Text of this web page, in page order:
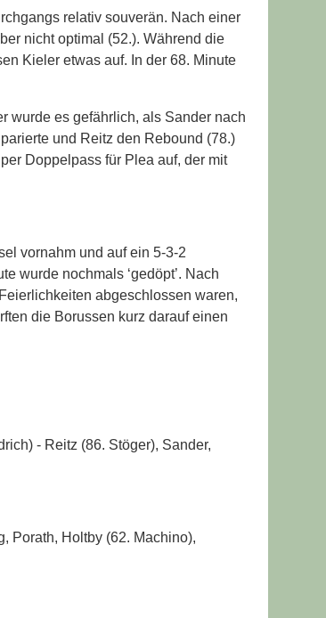
relativ souverän. Nach einer
nicht optimal (52.). Während die
Kieler etwas auf. In der 68. Minute
wurde es gefährlich, als Sander nach
und Reitz den Rebound (78.)
Doppelpass für Plea auf, der mit
vornahm und auf ein 5-3-2
wurde nochmals ‘gedöpt’. Nach
abgeschlossen waren,
die Borussen kurz darauf einen
- Reitz (86. Stöger), Sander,
Porath, Holtby (62. Machino),